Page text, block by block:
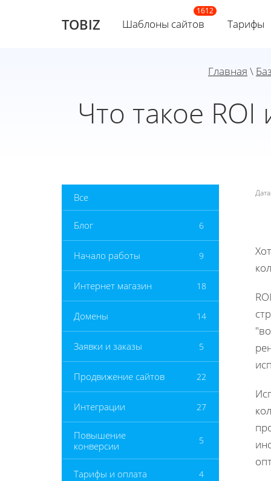
TOBIZ Шаблоны сайтов Тарифы
Главная \
Что такое ROI
Все
Блог 6
Начало работы 9
Интернет магазин 18
Домены 14
Заявки и заказы 5
Продвижение сайтов 22
Интеграции 27
Повышение
конверсии
5
Тарифы и оплата 4